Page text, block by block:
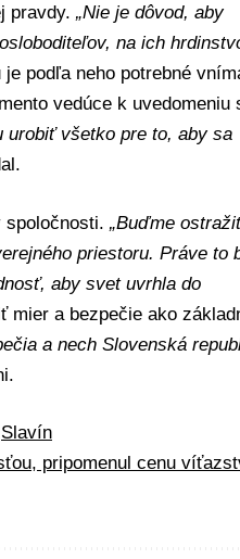
pravdy. „Nie je dôvod, aby
na ich
podľa neho potrebné
vedúce k uvedomeniu
urobiť všetko pre to, aby sa
„Buďme
priestoru. Práve to
aby svet uvrhla do
mier a bezpečie ako
a nech Slovenská
Slavín
pripomenul cenu